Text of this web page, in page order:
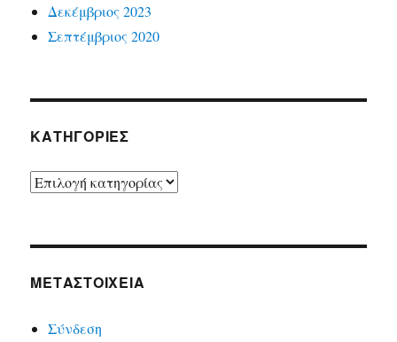
Δεκέμβριος 2023
Σεπτέμβριος 2020
ΚΑΤΗΓΟΡΙΕΣ
ΚΑΤΗΓΟΡΙΕΣ
ΜΕΤΑΣΤΟΙΧΕΙΑ
Σύνδεση